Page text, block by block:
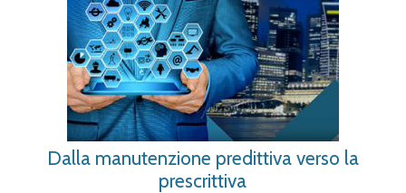
Dalla manutenzione predittiva verso la
prescrittiva